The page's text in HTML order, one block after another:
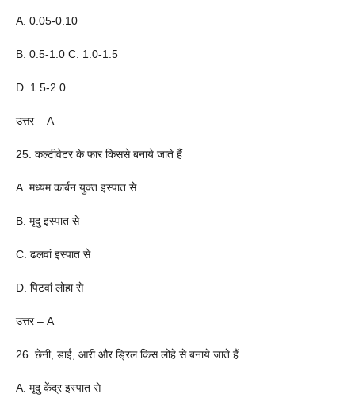
A. 0.05-0.10
B. 0.5-1.0 C. 1.0-1.5
D. 1.5-2.0
उत्तर – A
25. कल्टीवेटर के फार किससे बनाये जाते हैं
A. मध्यम कार्बन युक्त इस्पात से
B. मृदु इस्पात से
C. ढलवां इस्पात से
D. पिटवां लोहा से
उत्तर – A
26. छेनी, डाई, आरी और ड्रिल किस लोहे से बनाये जाते हैं
A. मृदु केंद्र इस्पात से